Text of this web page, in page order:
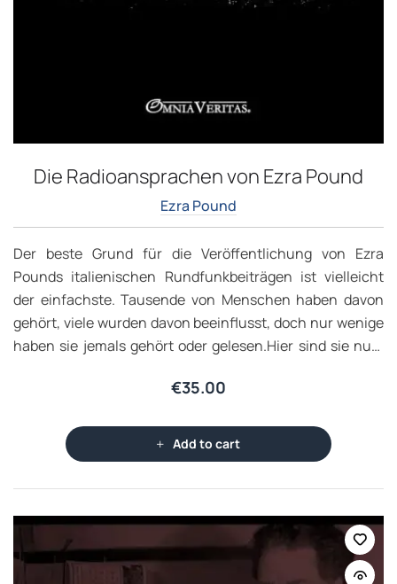
Die Radioansprachen von Ezra Pound
Ezra Pound
Der beste Grund für die Veröffentlichung von Ezra
Pounds italienischen Rundfunkbeiträgen ist vielleicht
der einfachste. Tausende von Menschen haben davon
gehört, viele wurden davon beeinflusst, doch nur wenige
haben sie jemals gehört oder gelesen.Hier sind sie nun.
Bedeutung ihres Autors. Kein anderer Amerikaner – und
des 20. Jahrhunderts so stark geprägt: von der Poesie bis
zur Wirtschaft, vom Theater bis zur Philosophie, von der
Politik bis zur Pädagogik, vom Provenzalischen bis zum
€35.00
Add to cart